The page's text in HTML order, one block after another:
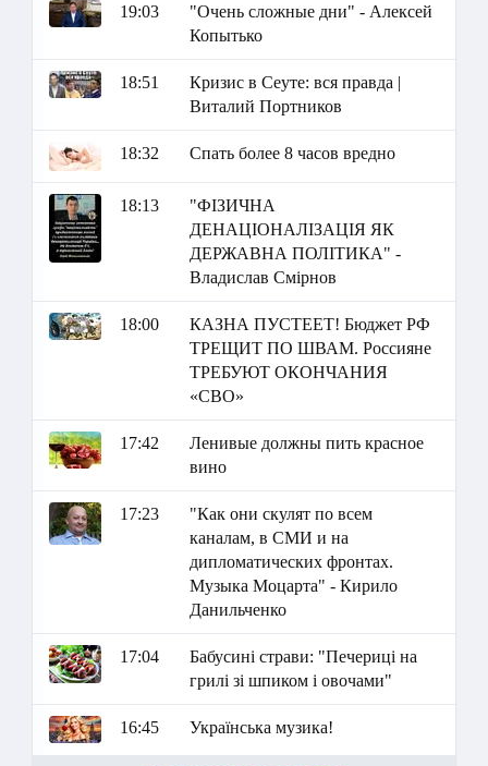
19:03
"Очень сложные дни" - Алексей
Копытько
18:51
Кризис в Сеуте: вся правда |
Виталий Портников
18:32 Спать более 8 часов вредно
18:13
"ФІЗИЧНА
ДЕНАЦІОНАЛІЗАЦІЯ ЯК
ДЕРЖАВНА ПОЛІТИКА" -
Владислав Смірнов
18:00
КАЗНА ПУСТЕЕТ! Бюджет РФ
ТРЕЩИТ ПО ШВАМ. Россияне
ТРЕБУЮТ ОКОНЧАНИЯ
«СВО»
17:42
Ленивые должны пить красное
вино
17:23
"Как они скулят по всем
каналам, в СМИ и на
дипломатических фронтах.
Музыка Моцарта" - Кирило
Данильченко
17:04
Бабусині страви: "Печериці на
грилі зі шпиком і овочами"
16:45 Українська музика!